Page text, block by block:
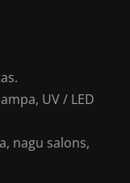
UV / LED
nagu salons,